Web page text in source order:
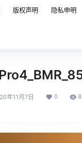
版权声明 隐私申明
20年11月7日 0